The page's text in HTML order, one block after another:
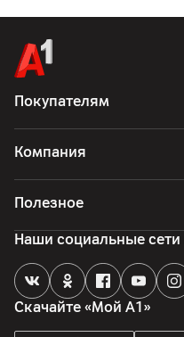
Покупателям
Компания
Полезное
Скачайте «Мой А1»
Наши социальные